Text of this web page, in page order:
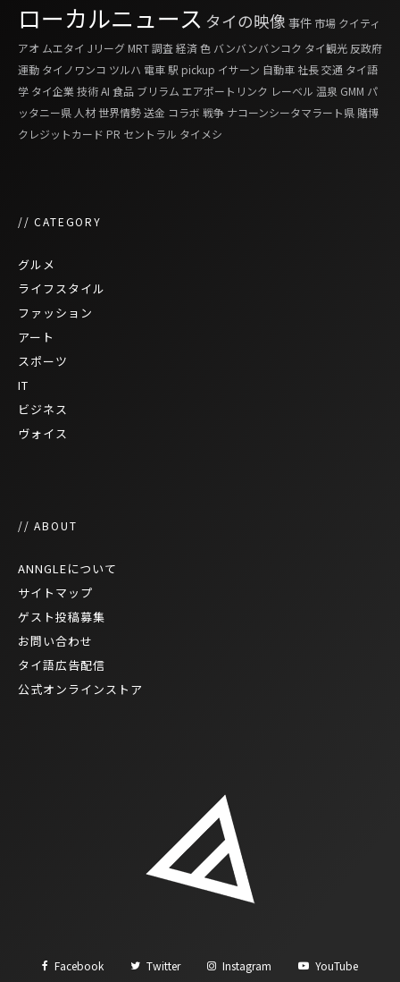
ローカルニュース タイの映像 事件 市場 クイティ
アオ ムエタイ JリーグMRT調査経済色 バンバンバンコク タイ観光 反政府
運動 タイノワンコ ツルハ 電車駅 pickup イサーン 自動車 社長交通 タイ語
学 タイ企業技術AI 食品 ブリラム エアポートリンク レーベル 温泉 GMM パ
ッタニー県人材世界情勢送金 コラボ 戦争 ナコーンシータマラート県 賭博
クレジットカード PR セントラル タイメシ
// CATEGORY
グルメ
ライフスタイル
ファッション
アート
スポーツ
IT
ビジネス
ヴォイス
// ABOUT
ANNGLEについて
サイトマップ
ゲスト投稿募集
お問い合わせ
タイ語広告配信
公式オンラインストア
Facebook Twitter Instagram YouTube